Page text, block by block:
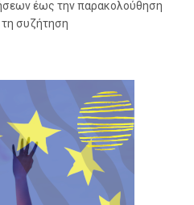
έως την παρακολούθηση
συζήτηση